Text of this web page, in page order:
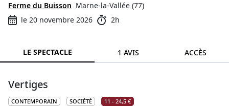
Ferme du Buisson Marne-la-Vallée (77)
le 20 novembre 2026
2h
LE SPECTACLE 1 AVIS ACCÈS
Vertiges
CONTEMPORAIN SOCIÉTÉ 11 - 24,5 €